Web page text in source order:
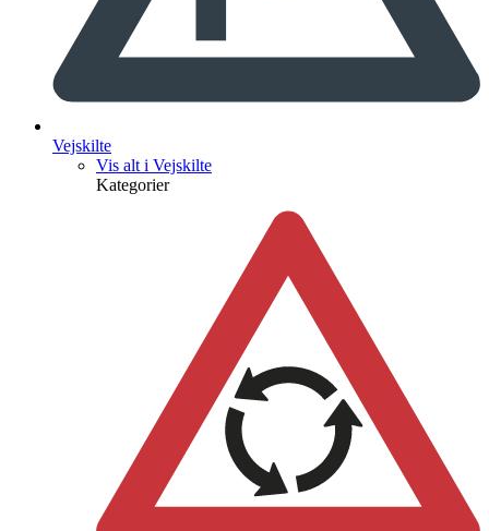
Vejskilte
Vis alt i Vejskilte
Kategorier